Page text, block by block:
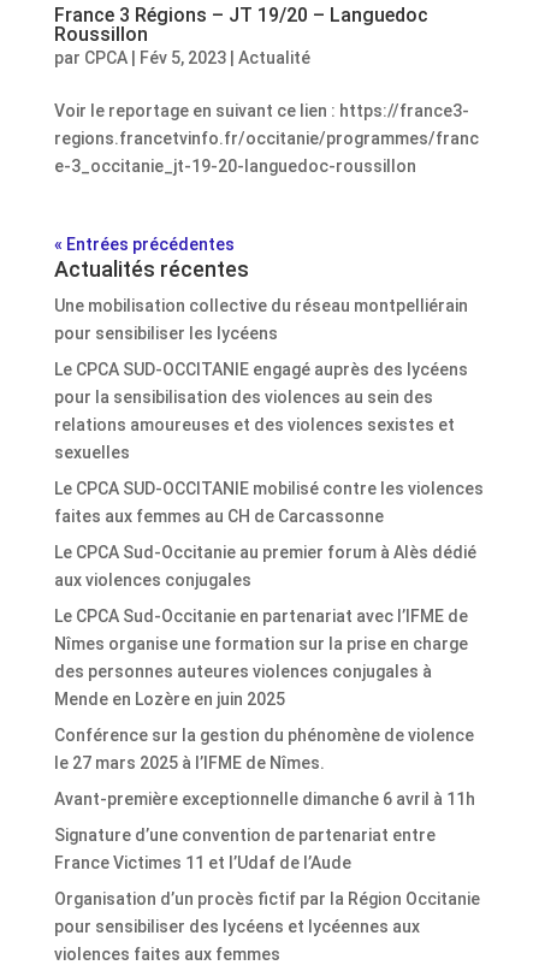
France 3 Régions – JT 19/20 – Languedoc
Roussillon
par CPCA| Fév 5, 2023| Actualité
Voir le reportage en suivant ce lien : https://france3-
regions.francetvinfo.fr/occitanie/programmes/franc
e-3_occitanie_jt-19-20-languedoc-roussillon
« Entrées précédentes
Actualités récentes
Une mobilisation collective du réseau montpelliérain
pour sensibiliser les lycéens
Le CPCA SUD-OCCITANIE engagé auprès des lycéens
pour la sensibilisation des violences au sein des
relations amoureuses et des violences sexistes et
sexuelles
Le CPCA SUD-OCCITANIE mobilisé contre les violences
faites aux femmes au CH de Carcassonne
Le CPCA Sud-Occitanie au premier forum à Alès dédié
aux violences conjugales
Le CPCA Sud-Occitanie en partenariat avec l’IFME de
Nîmes organise une formation sur la prise en charge
des personnes auteures violences conjugales à
Mende en Lozère en juin 2025
Conférence sur la gestion du phénomène de violence
le 27 mars 2025 à l’IFME de Nîmes.
Avant-première exceptionnelle dimanche 6 avril à 11h
Signature d’une convention de partenariat entre
France Victimes 11 et l’Udaf de l’Aude
Organisation d’un procès fictif par la Région Occitanie
pour sensibiliser des lycéens et lycéennes aux
violences faites aux femmes